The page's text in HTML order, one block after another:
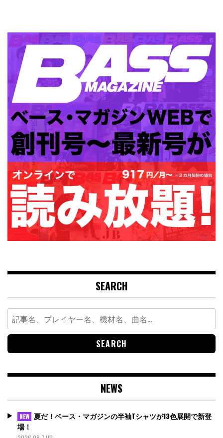
SEARCH
Search
for:
NEWS
NEW 夏だ！ベース・マガジンの半袖Tシャツが13色展開で新登
場！